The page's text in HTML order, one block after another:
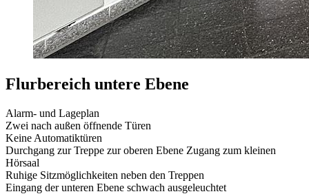
Flurbereich untere Ebene
Alarm- und Lageplan
Zwei nach außen öffnende Türen
Keine Automatiktüren
Durchgang zur Treppe zur oberen Ebene Zugang zum kleinen
Hörsaal
Ruhige Sitzmöglichkeiten neben den Treppen
Eingang der unteren Ebene schwach ausgeleuchtet